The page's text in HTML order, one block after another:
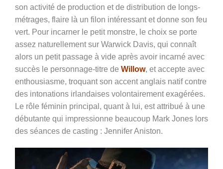
son activité de production et de distribution de longs-
métrages, flaire là un filon intéressant et donne son feu
vert. Pour incarner le petit monstre, le choix se porte
assez naturellement sur Warwick Davis, qui connaît
alors un petit passage à vide après avoir incarné avec
succès le personnage-titre de Willow, et accepte avec
enthousiasme, troquant son accent anglais natif contre
des intonations irlandaises volontairement exagérées.
Le rôle féminin principal, quant à lui, est attribué à une
débutante qui impressionne beaucoup Mark Jones lors
des séances de casting : Jennifer Aniston.